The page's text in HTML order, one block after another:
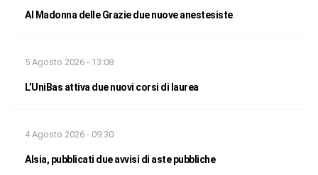
Al Madonna delle Grazie due nuove anestesiste
5 Agosto 2026 - 13:08
L’UniBas attiva due nuovi corsi di laurea
4 Agosto 2026 - 09:30
Alsia, pubblicati due avvisi di aste pubbliche